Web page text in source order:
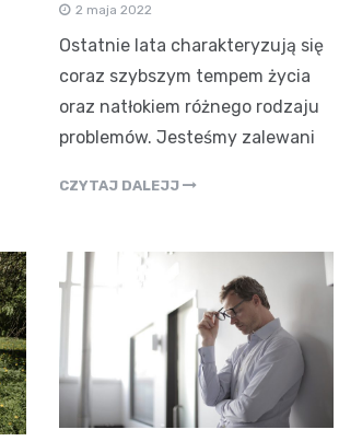
2 maja 2022
Ostatnie lata charakteryzują się
coraz szybszym tempem życia
oraz natłokiem różnego rodzaju
problemów. Jesteśmy zalewani
CZYTAJ DALEJJ